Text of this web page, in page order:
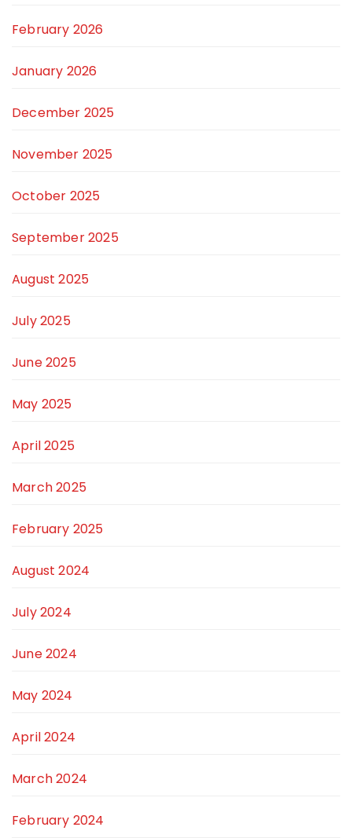
February 2026
January 2026
December 2025
November 2025
October 2025
September 2025
August 2025
July 2025
June 2025
May 2025
April 2025
March 2025
February 2025
August 2024
July 2024
June 2024
May 2024
April 2024
March 2024
February 2024